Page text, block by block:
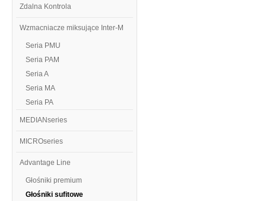
Zdalna Kontrola
Wzmacniacze miksujące Inter-M
Seria PMU
Seria PAM
Seria A
Seria MA
Seria PA
MEDIANseries
MICROseries
Advantage Line
Głośniki premium
Głośniki sufitowe